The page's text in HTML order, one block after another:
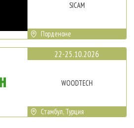
SICAM
Порденоне
22-25.10.2026
WOODTECH
Стамбул, Турция